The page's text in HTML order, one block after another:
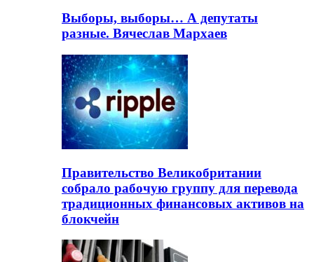
Выборы, выборы… А депутаты
разные. Вячеслав Мархаев
Правительство Великобритании
собрало рабочую группу для перевода
традиционных финансовых активов на
блокчейн